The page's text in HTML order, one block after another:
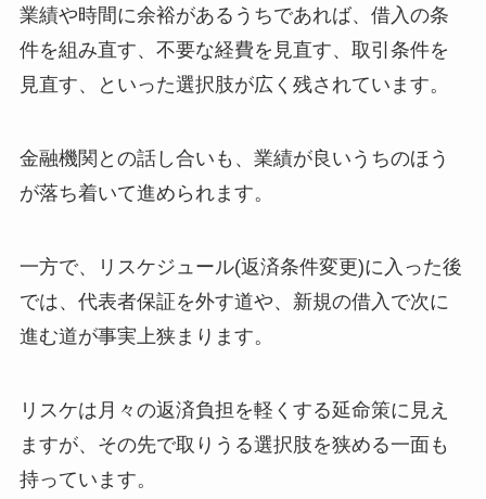
業績や時間に余裕があるうちであれば、借入の条
件を組み直す、不要な経費を見直す、取引条件を
見直す、といった選択肢が広く残されています。
金融機関との話し合いも、業績が良いうちのほう
が落ち着いて進められます。
一方で、リスケジュール(返済条件変更)に入った後
では、代表者保証を外す道や、新規の借入で次に
進む道が事実上狭まります。
リスケは月々の返済負担を軽くする延命策に見え
ますが、その先で取りうる選択肢を狭める一面も
持っています。